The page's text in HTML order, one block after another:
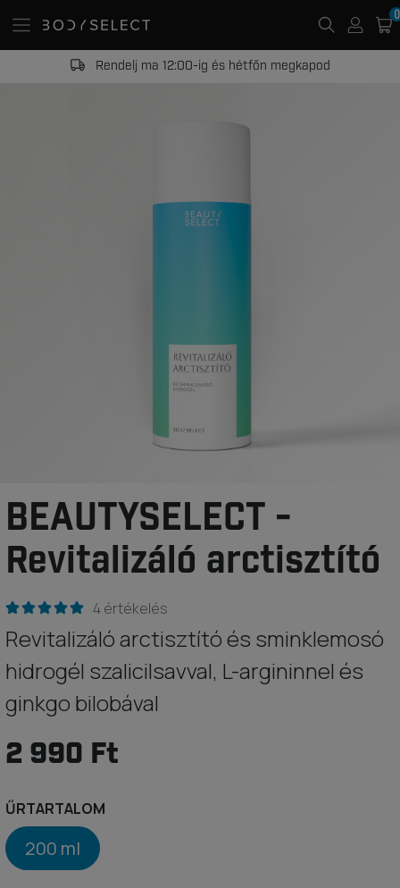
Rendelj ma 12:00-ig és hétfőn megkapod
BEAUTYSELECT -
Revitalizáló arctisztító
4 értékelés
Revitalizáló arctisztító és sminklemosó
hidrogél szalicilsavval, L-argininnel és
ginkgo bilobával
2 990 Ft
ŰRTARTALOM
200 ml
0